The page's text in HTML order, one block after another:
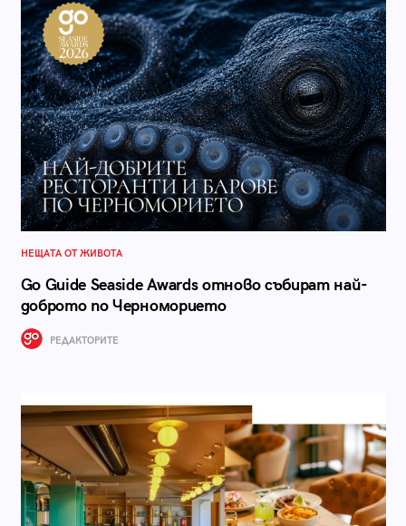
НЕЩАТА ОТ ЖИВОТА
Go Guide Seaside Awards отново събират най-
доброто по Черноморието
РЕДАКТОРИТЕ